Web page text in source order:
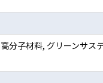
高分子材料, グリーンサス